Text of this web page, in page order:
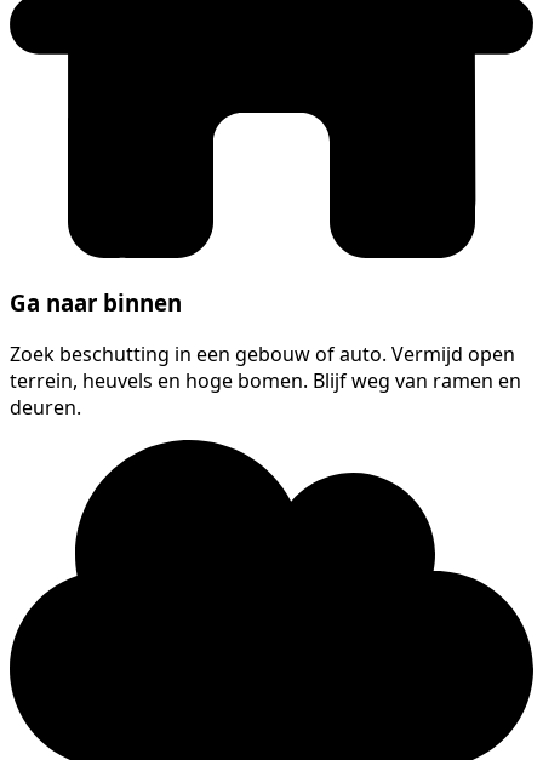
Ga naar binnen
Zoek beschutting in een gebouw of auto. Vermijd open
terrein, heuvels en hoge bomen. Blijf weg van ramen en
deuren.